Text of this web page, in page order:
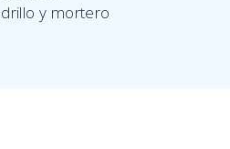
y mortero